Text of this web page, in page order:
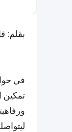
بقلم:
في
تمكين